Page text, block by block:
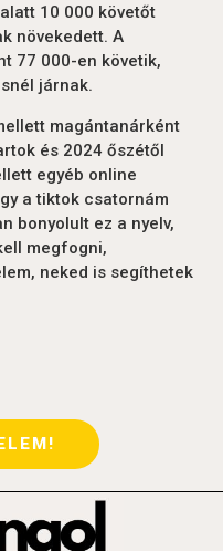
10 000 követőt
növekedett. A
77 000-en követik,
járnak.
magántanárként
és 2024 őszétől
egyéb online
a tiktok csatornám
bonyolult ez a nyelv,
megfogni,
neked is segíthetek